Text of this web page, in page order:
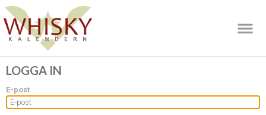
LOGGA IN
E-post